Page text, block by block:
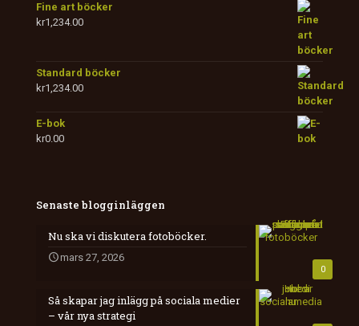
Fine art böcker
kr1,234.00
Standard böcker
kr1,234.00
E-bok
kr0.00
Senaste blogginläggen
0
Nu ska vi diskutera fotoböcker.
mars 27, 2026
Så skapar jag inlägg på sociala medier
– vår nya strategi